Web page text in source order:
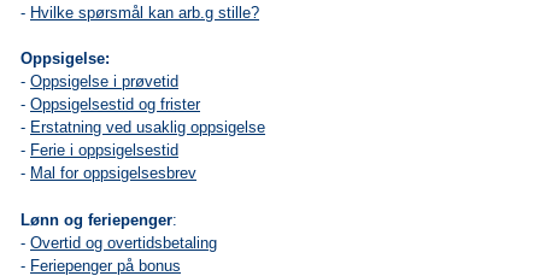
- Hvilke spørsmål kan arb.g stille?
Oppsigelse:
-Oppsigelse i prøvetid
-Oppsigelsestid og frister
- Erstatning ved usaklig oppsigelse
- Ferie i oppsigelsestid
- Mal for oppsigelsesbrev
Lønn og feriepenger:
-Overtid og overtidsbetaling
- Feriepenger på bonus